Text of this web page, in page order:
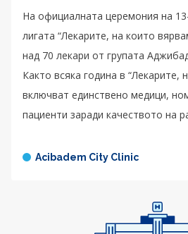
На официалната церемония на
лигата “Лекарите, на които
над 70 лекари от групата
Както всяка година в “Лекарите,
включват единствено медици,
пациенти заради качеството на
Acibadem City Clinic